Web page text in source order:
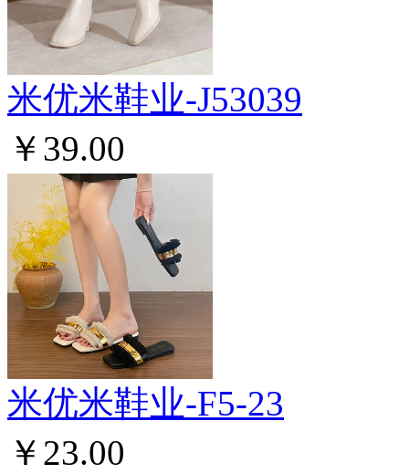
米优米鞋业-J53039
￥39.00
米优米鞋业-F5-23
￥23.00